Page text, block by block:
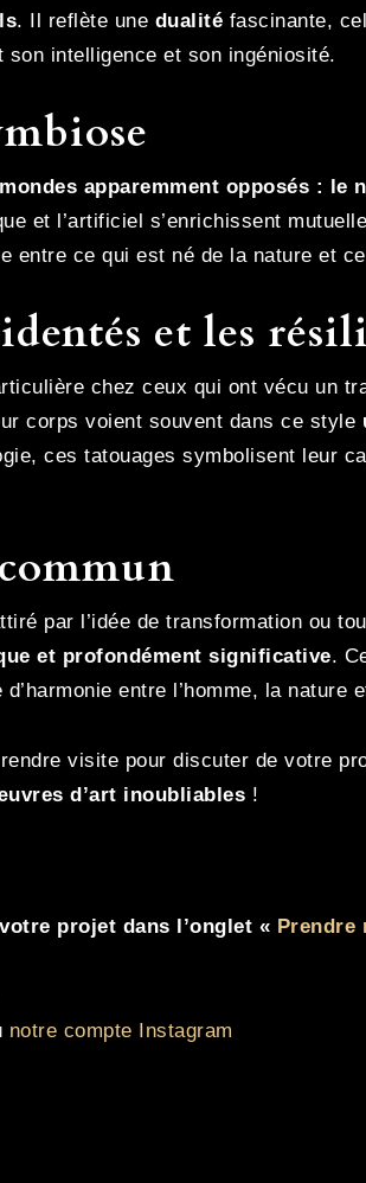
. Il reflète une dualité fascinante,
son intelligence et son ingéniosité.
apparemment opposés : le
et l’artificiel s’enrichissent
ce qui est né de la nature et
et les
chez ceux qui ont vécu un
corps voient souvent dans ce style
ces tatouages symbolisent leur
par l’idée de transformation ou
et profondément significative.
entre l’homme, la nature
visite pour discuter de votre
d’art inoubliables !
projet dans l’onglet « Prendre
notre compte Instagram